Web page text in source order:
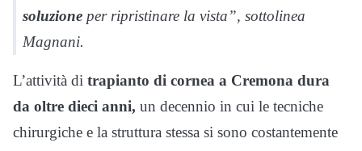
soluzione per ripristinare la vista”, sottolinea
Magnani.
L’attività di trapianto di cornea a Cremona dura
da oltre dieci anni, un decennio in cui le tecniche
chirurgiche e la struttura stessa si sono costantemente